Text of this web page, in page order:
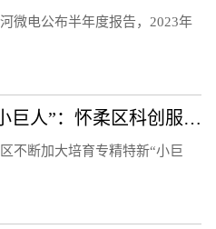
微电公布半年度报告，2023年
做深“服务包”、培育“小巨人”：怀柔区科创服务“有一套”
不断加大培育专精特新“小巨